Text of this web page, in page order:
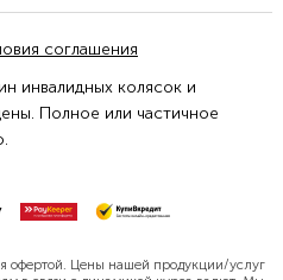
соглашения
инвалидных колясок и
Полное или частичное
офертой. Цены нашей продукции/услуг